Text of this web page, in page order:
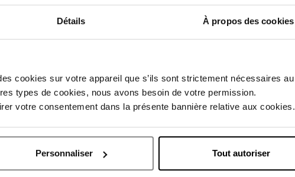
Détails À propos des cookies
cookies sur votre appareil que s’ils sont strictement nécessaires au
types de cookies, nous avons besoin de votre permission.
votre consentement dans la présente bannière relative aux cookies.
Personnaliser Tout autoriser